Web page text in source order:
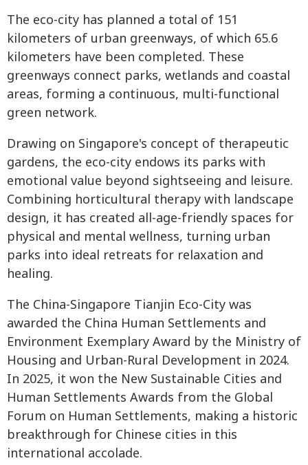
The eco-city has planned a total of 151
kilometers of urban greenways, of which 65.6
kilometers have been completed. These
greenways connect parks, wetlands and coastal
areas, forming a continuous, multi-functional
green network.
Drawing on Singapore's concept of therapeutic
gardens, the eco-city endows its parks with
emotional value beyond sightseeing and leisure.
Combining horticultural therapy with landscape
design, it has created all-age-friendly spaces for
physical and mental wellness, turning urban
parks into ideal retreats for relaxation and
healing.
The China-Singapore Tianjin Eco-City was
awarded the China Human Settlements and
Environment Exemplary Award by the Ministry of
Housing and Urban-Rural Development in 2024.
In 2025, it won the New Sustainable Cities and
Human Settlements Awards from the Global
Forum on Human Settlements, making a historic
breakthrough for Chinese cities in this
international accolade.